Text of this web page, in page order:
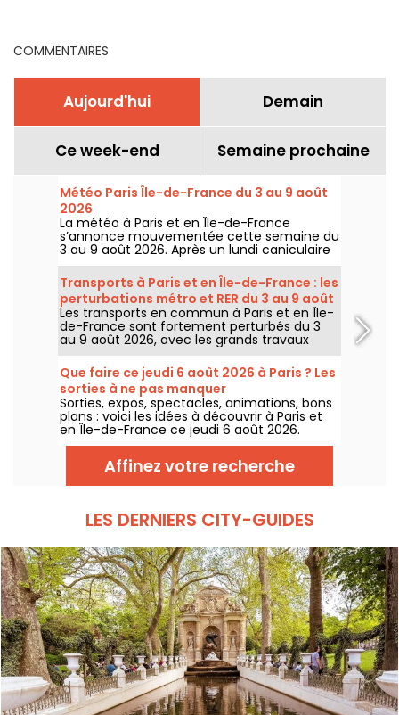
COMMENTAIRES
Aujourd'hui Demain
Ce week-end Semaine prochaine
Météo Paris Île-de-France du 3 au 9 août
2026
La météo à Paris et en Île-de-France
s’annonce mouvementée cette semaine du
3 au 9 août 2026. Après un lundi caniculaire
marqué par un risque d’orages, les
températures vont progressivement baisser
avant le retour d’un temps plus chaud et
ensoleillé pour le week-end.
Transports à Paris et en Île-de-France : les
perturbations métro et RER du 3 au 9 août
2026
Les transports en commun à Paris et en Île-
de-France sont fortement perturbés du 3
au 9 août 2026, avec les grands travaux
d'été qui impactent très durement
certaines lignes, selon la RATP et SNCF.
Que faire ce jeudi 6 août 2026 à Paris ? Les
sorties à ne pas manquer
Sorties, expos, spectacles, animations, bons
plans : voici les idées à découvrir à Paris et
en Île-de-France ce jeudi 6 août 2026.
Affinez votre recherche
LES DERNIERS CITY-GUIDES